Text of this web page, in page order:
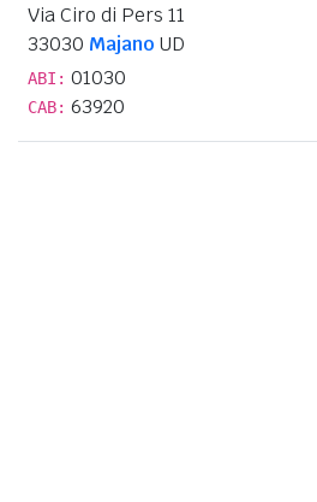
Via Ciro di Pers 11
33030 Majano UD
ABI: 01030
CAB: 63920